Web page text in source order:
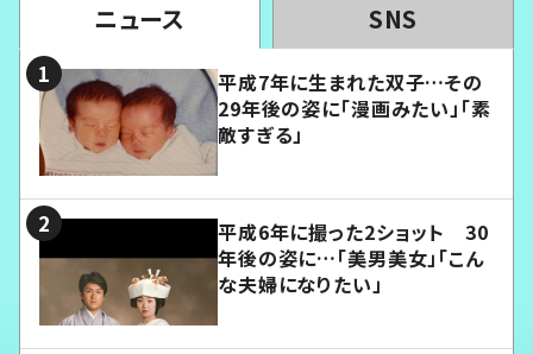
ニュース SNS
平成7年に生まれた双子…その
29年後の姿に「漫画みたい」「素
敵すぎる」
平成6年に撮った2ショット 30
年後の姿に…「美男美女」「こん
な夫婦になりたい」